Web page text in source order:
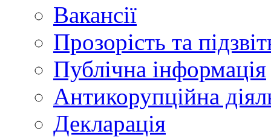
Вакансії
Прозорість та
Публічна інформація
Антикорупційна
Декларація